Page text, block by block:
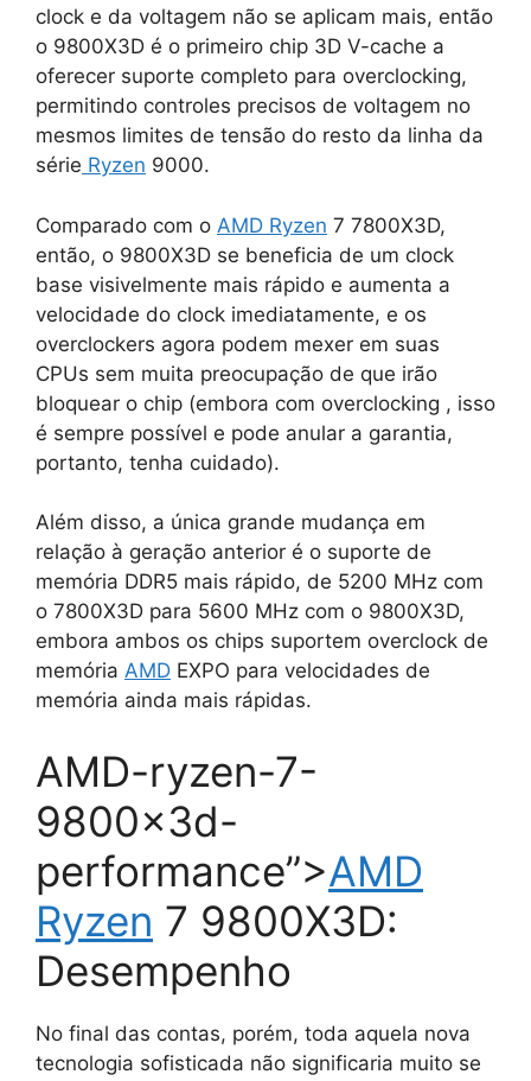
clock e da voltagem não se aplicam mais, então
o 9800X3D é o primeiro chip 3D V-cache a
oferecer suporte completo para overclocking,
permitindo controles precisos de voltagem no
mesmos limites de tensão do resto da linha da
série Ryzen 9000.
Comparado com o AMD Ryzen 7 7800X3D,
então, o 9800X3D se beneficia de um clock
base visivelmente mais rápido e aumenta a
velocidade do clock imediatamente, e os
overclockers agora podem mexer em suas
CPUs sem muita preocupação de que irão
bloquear o chip (embora com overclocking , isso
é sempre possível e pode anular a garantia,
portanto, tenha cuidado).
Além disso, a única grande mudança em
relação à geração anterior é o suporte de
memória DDR5 mais rápido, de 5200 MHz com
o 7800X3D para 5600 MHz com o 9800X3D,
embora ambos os chips suportem overclock de
memória AMD EXPO para velocidades de
memória ainda mais rápidas.
AMD-ryzen-7-
9800x3d-
performance”>AMD
Ryzen 7 9800X3D:
Desempenho
No final das contas, porém, toda aquela nova
tecnologia sofisticada não significaria muito se